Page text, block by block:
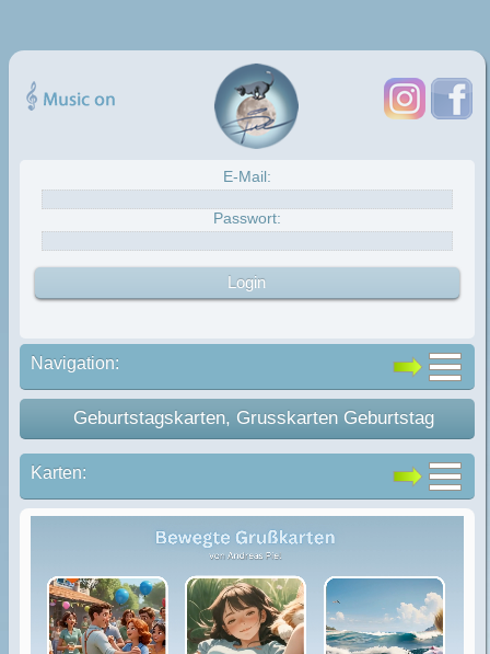
E-Mail:
Passwort:
Navigation:
Geburtstagskarten, Grusskarten Geburtstag
Karten: